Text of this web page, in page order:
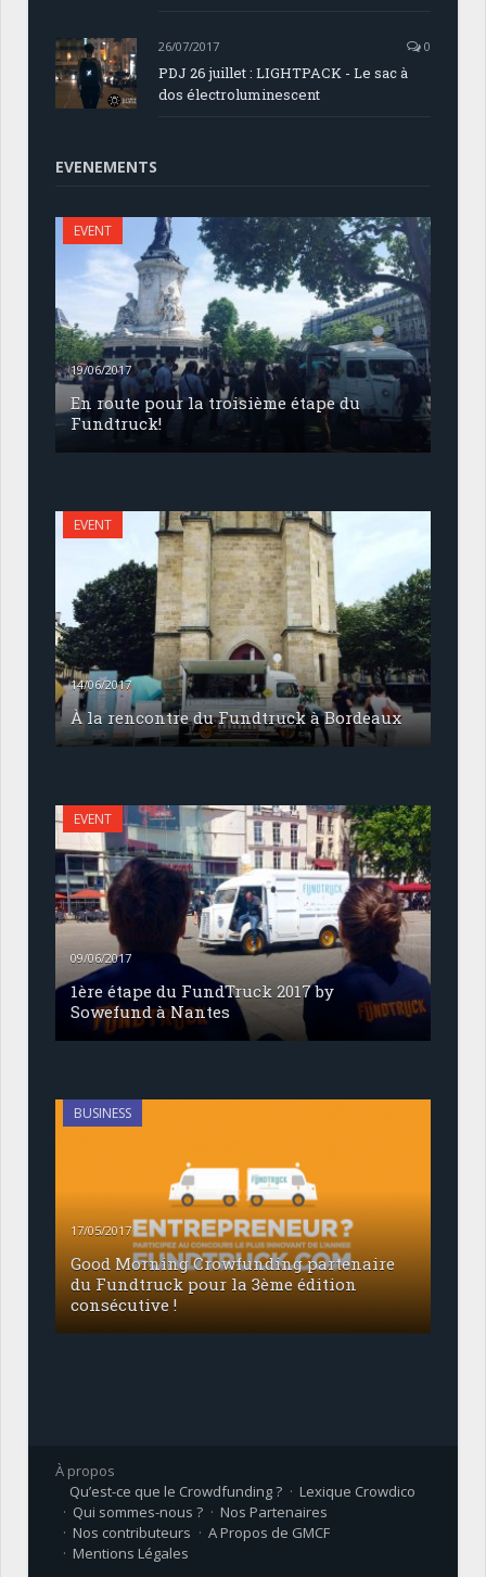
26/07/2017 0
PDJ 26 juillet : LIGHTPACK - Le sac à
dos électroluminescent
EVENEMENTS
EVENT
19/06/2017
En route pour la troisième étape du
Fundtruck!
EVENT
14/06/2017
À la rencontre du Fundtruck à Bordeaux
EVENT
09/06/2017
1ère étape du FundTruck 2017 by
Sowefund à Nantes
BUSINESS
17/05/2017
Good Morning Crowfunding partenaire
du Fundtruck pour la 3ème édition
consécutive !
À propos
Qu’est-ce que le Crowdfunding ?
Lexique Crowdico
Qui sommes-nous ?
Nos Partenaires
Nos contributeurs
A Propos de GMCF
Mentions Légales